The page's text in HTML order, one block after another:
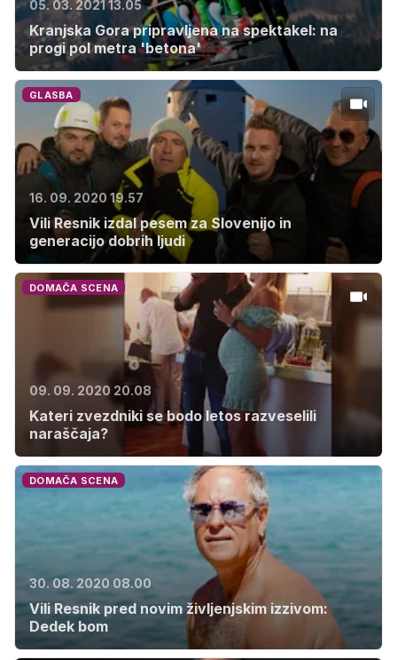
05. 03. 2021 13.05
Kranjska Gora pripravljena na spektakel: na
progi pol metra 'betona'
GLASBA
16. 09. 2020 19.57
Vili Resnik izdal pesem za Slovenijo in
generacijo dobrih ljudi
DOMAČA SCENA
09. 09. 2020 20.08
Kateri zvezdniki se bodo letos razveselili
naraščaja?
DOMAČA SCENA
30. 08. 2020 08.00
Vili Resnik pred novim življenjskim izzivom:
Dedek bom